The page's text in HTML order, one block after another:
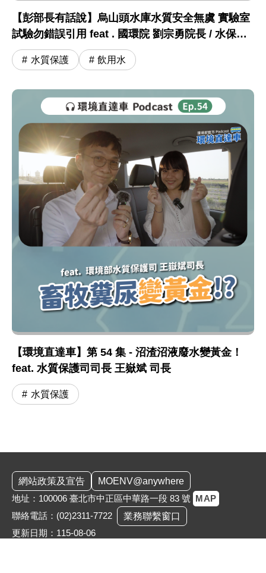
【彭部長有話說】烏山頭水庫水質安全無虞 實驗室
試驗勿錯誤引用 feat . 國環院 劉宗勇院長 / 水保司
王嶽斌司長
水質保護 飲用水
【環境直達車】第 54 集 - 沼渣沼液廢水變黃金！
feat. 水質保護司司長 王嶽斌 司長
水質保護
網站政策及宣告
MOENV@anywhere
地址：100006 臺北市中正區中華路一段 83 號 MAP
聯絡電話： (02)2311-7722
業務聯繫窗口
更新日期：115-08-06